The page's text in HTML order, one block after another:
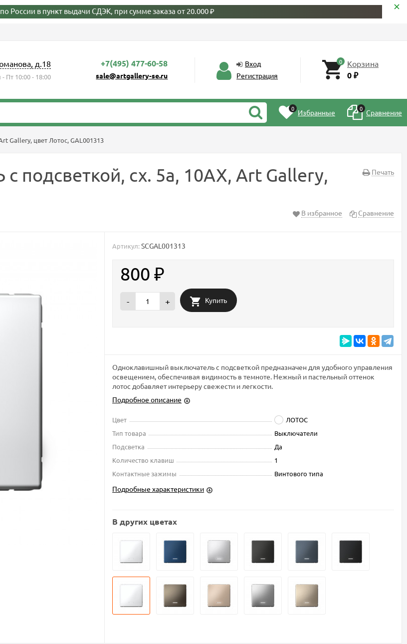
России в пункт выдачи СДЭК, при сумме заказа от 20.000 ₽
д.18
- Пт 10:00 - 18:00
+7(495) 477-60-58
sale@artgallery-se.ru
Вход
Регистрация
0 Корзина
0₽
0 Избранные 0 Сравнение
Gallery, цвет Лотос, GAL001313
Печать
сх. 5а, 10АХ, Art Gallery,
В избранное Сравнение
Артикул: SCGAL001313
800₽
- + Купить
Одноклавишный выключатель с подсветкой предназначен для удобного управления
освещением, обеспечивая видимость в темноте. Нежный и пастельный оттенок
лотос добавляет интерьеру свежести и легкости.
Подробное описание
Цвет
ЛОТОС
Тип товара
Выключатели
Подсветка
Да
Количество клавиш
1
Контактные зажимы
Винтового типа
Подробные характеристики
В других цветах